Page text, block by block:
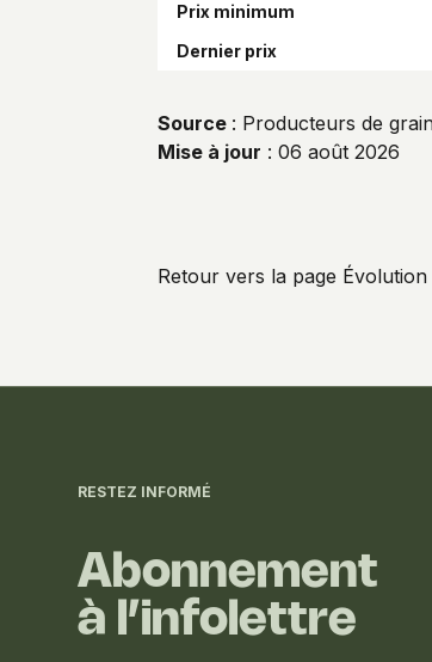
Prix minimum
Dernier prix
Source : Producteurs de
Mise à jour : 06 août 2026
Retour vers la page
RESTEZ INFORMÉ
Abonnement
à l’infolettre